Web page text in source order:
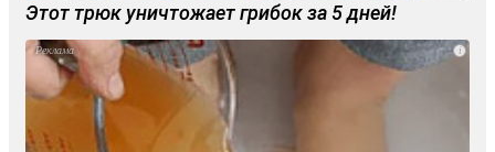
Этот трюк уничтожает грибок за 5 дней!
i